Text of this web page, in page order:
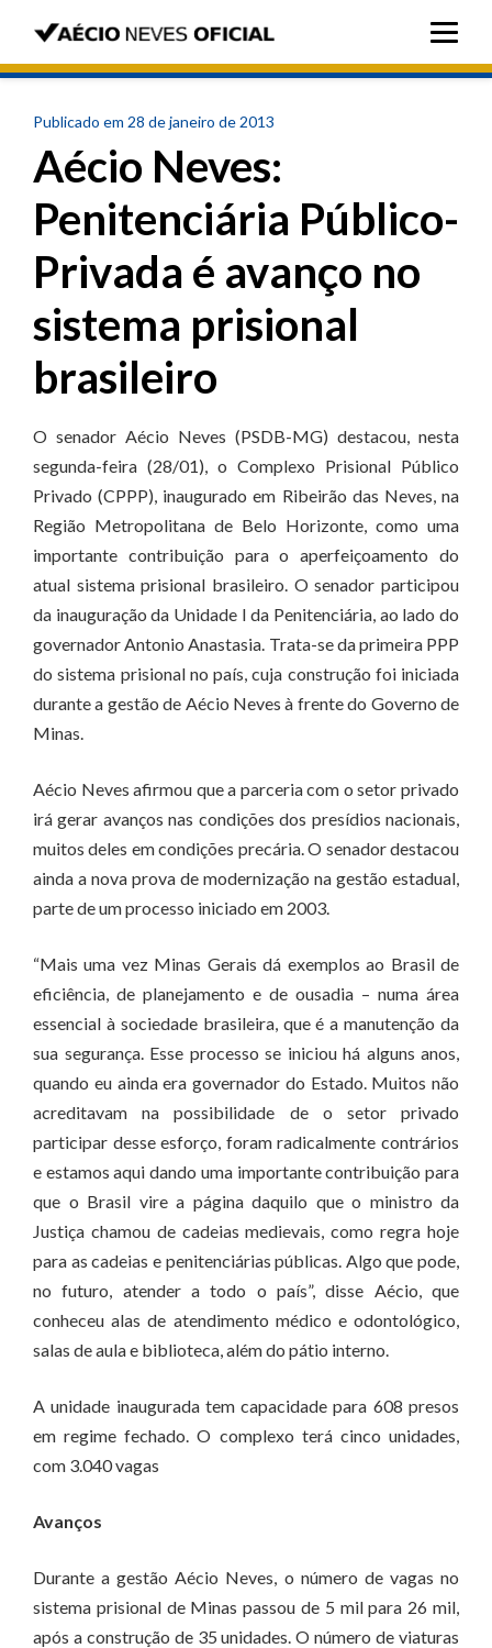
Publicado em 28 de janeiro de 2013
Aécio Neves:
Penitenciária Público-
Privada é avanço no
sistema prisional
brasileiro
O senador Aécio Neves (PSDB-MG) destacou, nesta
segunda-feira (28/01), o Complexo Prisional Público
Privado (CPPP), inaugurado em Ribeirão das Neves, na
Região Metropolitana de Belo Horizonte, como uma
importante contribuição para o aperfeiçoamento do
atual sistema prisional brasileiro. O senador participou
da inauguração da Unidade I da Penitenciária, ao lado do
governador Antonio Anastasia. Trata-se da primeira PPP
do sistema prisional no país, cuja construção foi iniciada
durante a gestão de Aécio Neves à frente do Governo de
Minas.
Aécio Neves afirmou que a parceria com o setor privado
irá gerar avanços nas condições dos presídios nacionais,
muitos deles em condições precária. O senador destacou
ainda a nova prova de modernização na gestão estadual,
parte de um processo iniciado em 2003.
“Mais uma vez Minas Gerais dá exemplos ao Brasil de
eficiência, de planejamento e de ousadia – numa área
essencial à sociedade brasileira, que é a manutenção da
sua segurança. Esse processo se iniciou há alguns anos,
quando eu ainda era governador do Estado. Muitos não
acreditavam na possibilidade de o setor privado
participar desse esforço, foram radicalmente contrários
e estamos aqui dando uma importante contribuição para
que o Brasil vire a página daquilo que o ministro da
Justiça chamou de cadeias medievais, como regra hoje
para as cadeias e penitenciárias públicas. Algo que pode,
no futuro, atender a todo o país”, disse Aécio, que
conheceu alas de atendimento médico e odontológico,
salas de aula e biblioteca, além do pátio interno.
A unidade inaugurada tem capacidade para 608 presos
em regime fechado. O complexo terá cinco unidades,
com 3.040 vagas
Avanços
Durante a gestão Aécio Neves, o número de vagas no
sistema prisional de Minas passou de 5 mil para 26 mil,
após a construção de 35 unidades. O número de viaturas